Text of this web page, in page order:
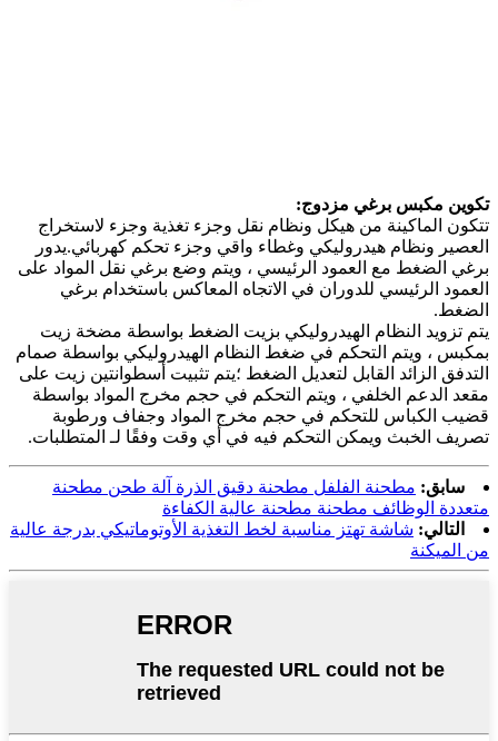
تكوين مكبس برغي مزدوج:
تتكون الماكينة من هيكل ونظام نقل وجزء تغذية وجزء لاستخراج
العصير ونظام هيدروليكي وغطاء واقي وجزء تحكم كهربائي.يدور
برغي الضغط مع العمود الرئيسي ، ويتم وضع برغي نقل المواد على
العمود الرئيسي للدوران في الاتجاه المعاكس باستخدام برغي
الضغط.
يتم تزويد النظام الهيدروليكي بزيت الضغط بواسطة مضخة زيت
بمكبس ، ويتم التحكم في ضغط النظام الهيدروليكي بواسطة صمام
التدفق الزائد القابل لتعديل الضغط ؛يتم تثبيت أسطوانتين زيت على
مقعد الدعم الخلفي ، ويتم التحكم في حجم مخرج المواد بواسطة
قضيب الكباس للتحكم في حجم مخرج المواد وجفاف ورطوبة
تصريف الخبث ويمكن التحكم فيه في أي وقت وفقًا لـ المتطلبات.
سابق: مطحنة الفلفل مطحنة دقيق الذرة آلة طحن مطحنة
متعددة الوظائف مطحنة مطحنة عالية الكفاءة
التالي: شاشة تهتز مناسبة لخط التغذية الأوتوماتيكي بدرجة عالية
من الميكنة